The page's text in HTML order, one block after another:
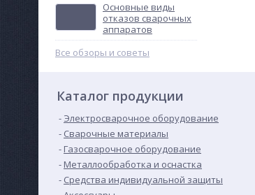
Основные виды
отказов сварочных
аппаратов
Все обзоры и советы
Каталог продукции
Электросварочное оборудование
Сварочные материалы
Газосварочное оборудование
Металлообработка и оснастка
Средства индивидуальной защиты